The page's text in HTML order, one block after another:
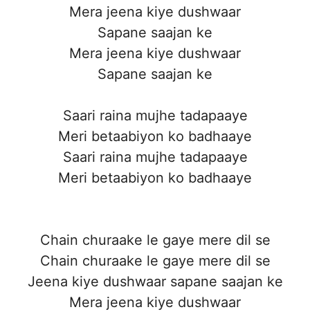
Mera jeena kiye dushwaar
Sapane saajan ke
Mera jeena kiye dushwaar
Sapane saajan ke
Saari raina mujhe tadapaaye
Meri betaabiyon ko badhaaye
Saari raina mujhe tadapaaye
Meri betaabiyon ko badhaaye
Chain churaake le gaye mere dil se
Chain churaake le gaye mere dil se
Jeena kiye dushwaar sapane saajan ke
Mera jeena kiye dushwaar